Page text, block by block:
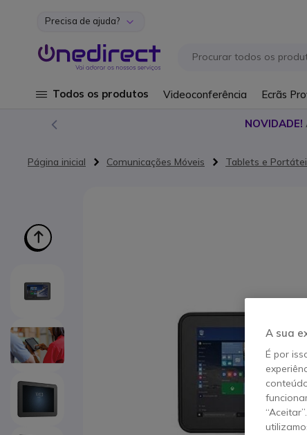
Ir para o Conteúdo
Precisa de ajuda?
Todos os produtos Videoconferência Ecrãs
NOVIDADE!
Página inicial Comunicações Móveis Tablets e
A sua
É por